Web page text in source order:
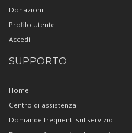
Donazioni
Profilo Utente
Accedi
SUPPORTO
Home
Centro di assistenza
Domande frequenti sul servizio